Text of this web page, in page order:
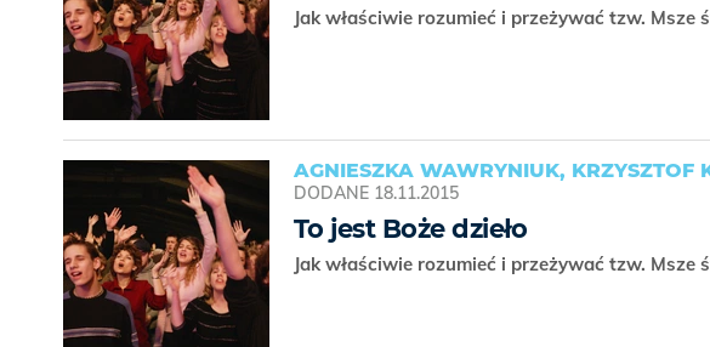
Jak właściwie rozumieć i przeżywać tzw. Msze
AGNIESZKA WAWRYNIUK, KRZYSZTOF
DODANE 18.11.2015
To jest Boże dzieło
Jak właściwie rozumieć i przeżywać tzw. Msze